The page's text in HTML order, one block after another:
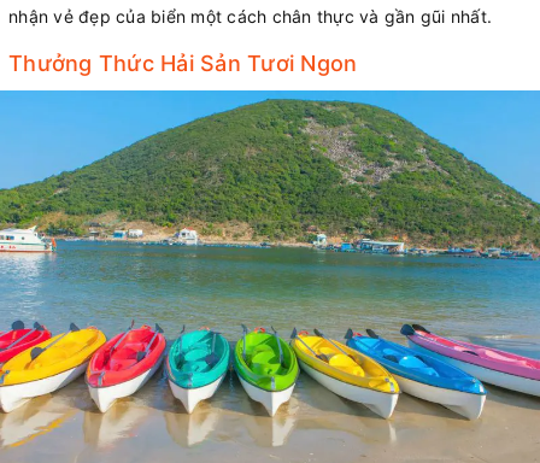
nhận vẻ đẹp của biển một cách chân thực và gần gũi nhất.
Thưởng Thức Hải Sản Tươi Ngon